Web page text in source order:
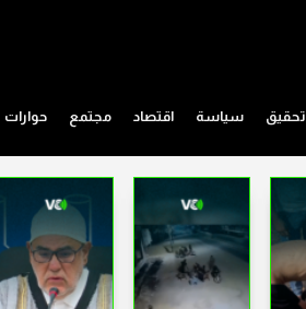
تحقيق سياسة اقتصاد مجتمع حوارات